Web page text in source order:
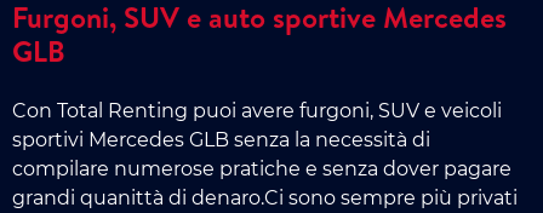
Furgoni, SUV e auto sportive Mercedes
GLB
Con Total Renting puoi avere furgoni, SUV e veicoli
sportivi Mercedes GLB senza la necessità di
compilare numerose pratiche e senza dover pagare
grandi quanittà di denaro.Ci sono sempre più privati